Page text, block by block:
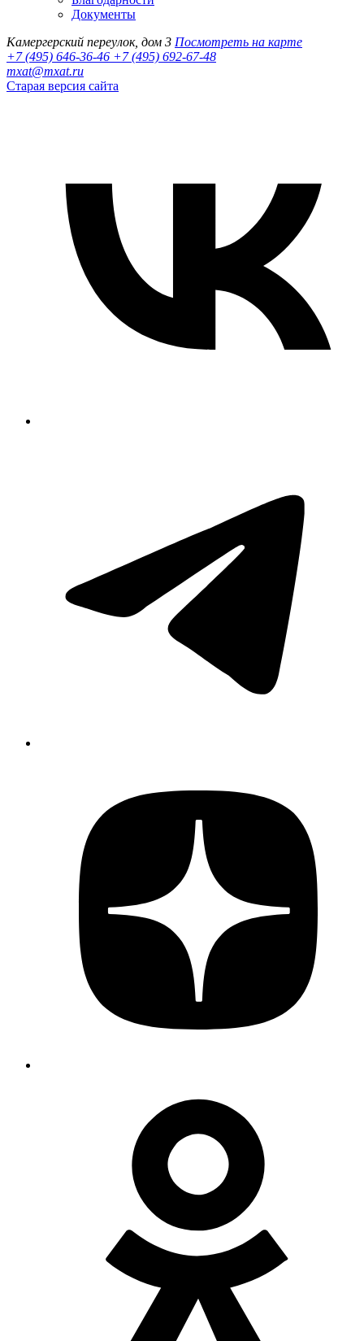
Документы
Камергерский переулок, дом 3 Посмотреть на карте
+7 (495) 646-36-46 +7 (495) 692-67-48‬
mxat@mxat.ru
Старая версия сайта